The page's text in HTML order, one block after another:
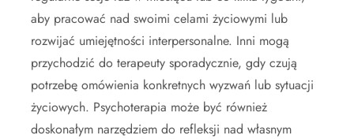
aby pracować nad swoimi celami życiowymi lub
rozwijać umiejętności interpersonalne. Inni mogą
przychodzić do terapeuty sporadycznie, gdy czują
potrzebę omówienia konkretnych wyzwań lub sytuacji
życiowych. Psychoterapia może być również
doskonałym narzędziem do refleksji nad własnym